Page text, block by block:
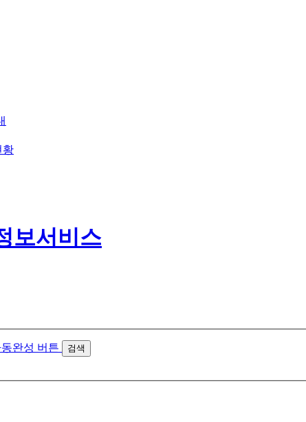
황
검색